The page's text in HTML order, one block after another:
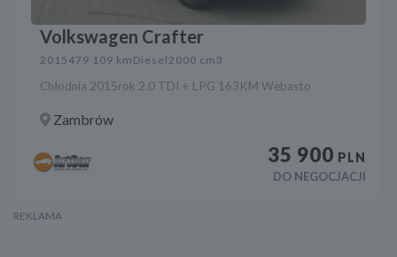
Volkswagen Crafter
2015 479 109 km Diesel2000 cm3
Chłodnia 2015rok 2.0 TDI + LPG 163KM Webasto
Zambrów
35 900 PLN
DO NEGOCJACJI